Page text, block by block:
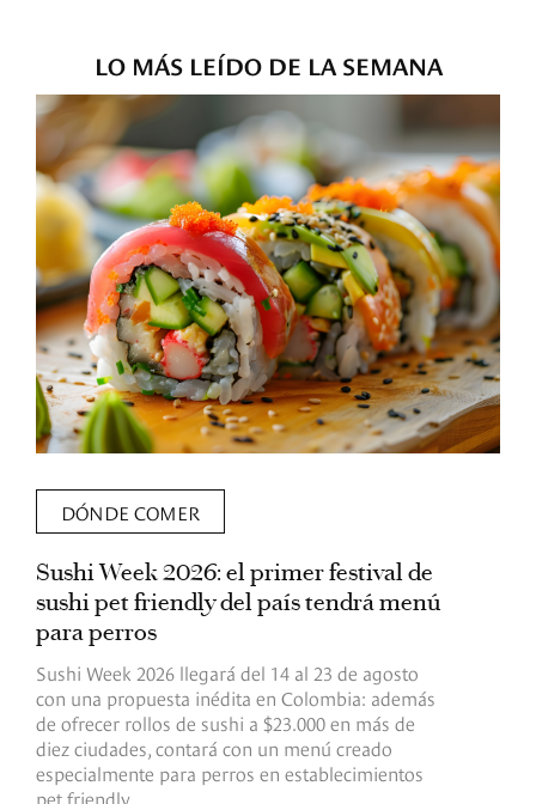
LO MÁS LEÍDO DE LA SEMANA
DÓNDE COMER
Sushi Week 2026: el primer festival de
sushi pet friendly del país tendrá menú
para perros
Sushi Week 2026 llegará del 14 al 23 de agosto
con una propuesta inédita en Colombia: además
de ofrecer rollos de sushi a $23.000 en más de
diez ciudades, contará con un menú creado
especialmente para perros en establecimientos
pet friendly.